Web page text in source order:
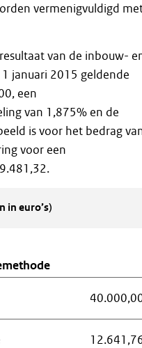
vermenigvuldigd
van de inbouw-
januari 2015 geldende
een
van 1,875% en de
is voor het bedrag
voor een
in euro’s)